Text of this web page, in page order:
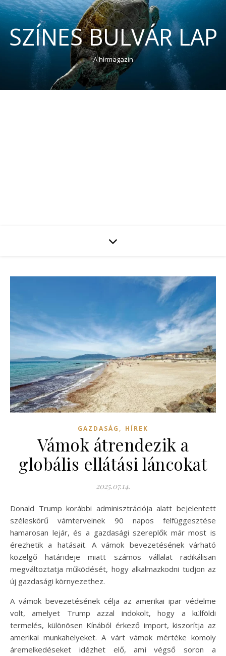
SZÍNES BULVÁR LAP
A hírmagazin
GAZDASÁG , HÍREK
Vámok átrendezik a
globális ellátási láncokat
2025.07.14.
Donald Trump korábbi adminisztrációja alatt bejelentett
széleskörű vámterveinek 90 napos felfüggesztése
hamarosan lejár, és a gazdasági szereplők már most is
érezhetik a hatásait. A vámok bevezetésének várható
közelgő határideje miatt számos vállalat radikálisan
megváltoztatja működését, hogy alkalmazkodni tudjon az
új gazdasági környezethez.
A vámok bevezetésének célja az amerikai ipar védelme
volt, amelyet Trump azzal indokolt, hogy a külföldi
termelés, különösen Kínából érkező import, kiszorítja az
amerikai munkahelyeket. A várt vámok mértéke komoly
áremelkedéseket idézhet elő, ami végső soron a